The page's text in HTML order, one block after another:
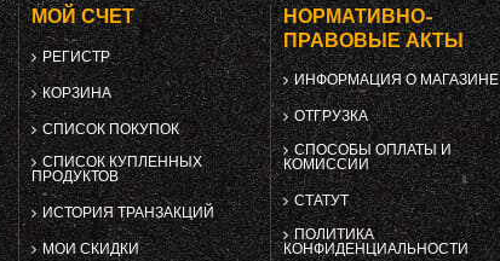
МОЙ СЧЕТ
РЕГИСТР
КОРЗИНА
СПИСОК ПОКУПОК
СПИСОК КУПЛЕННЫХ
ПРОДУКТОВ
ИСТОРИЯ ТРАНЗАКЦИЙ
МОИ СКИДКИ
НОРМАТИВНО-
ПРАВОВЫЕ АКТЫ
ИНФОРМАЦИЯ О МАГАЗИНЕ
ОТГРУЗКА
СПОСОБЫ ОПЛАТЫ И
КОМИССИИ
СТАТУТ
ПОЛИТИКА
КОНФИДЕНЦИАЛЬНОСТИ